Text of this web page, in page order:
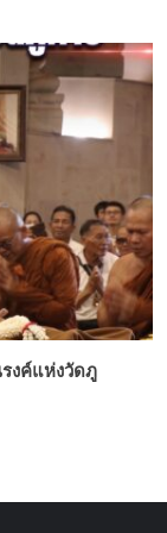
งค์แห่งวัดภู